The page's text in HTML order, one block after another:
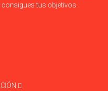
tus objetivos.